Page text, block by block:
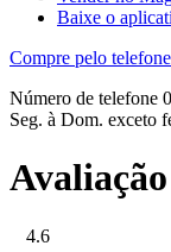
Baixe o
Compre pelo telefone
Número de telefone
Seg. à Dom. exceto
4.6